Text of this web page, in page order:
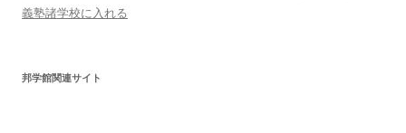
義塾諸学校に入れる
邦学館関連サイト